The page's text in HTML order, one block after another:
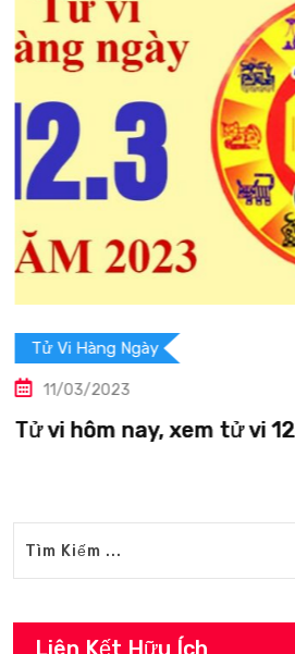
Tử Vi Hàng Ngày
11/03/2023
Tử vi hôm nay, xem tử vi 12
Liên Kết Hữu Ích